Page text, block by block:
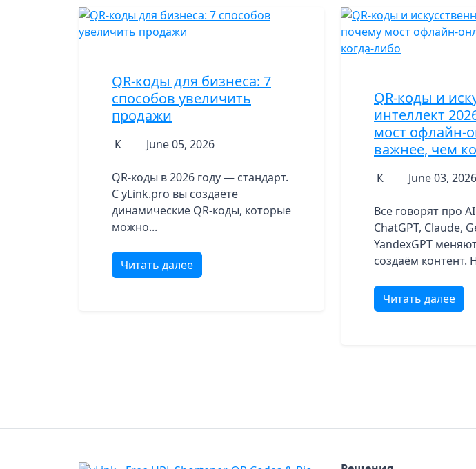
QR-коды для бизнеса: 7
способов увеличить
продажи
К June 05, 2026
QR-коды в 2026 году — стандарт.
С yLink.pro вы создаёте
динамические QR-коды, которые
можно...
Читать далее
QR-коды и
интеллект
мост офлайн-
важнее, чем
К June 03, 2026
Все говорят про
ChatGPT, Claude,
YandexGPT
создаём контент.
Читать далее